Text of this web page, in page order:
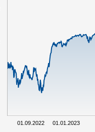
01.01.2023
01.09.2022